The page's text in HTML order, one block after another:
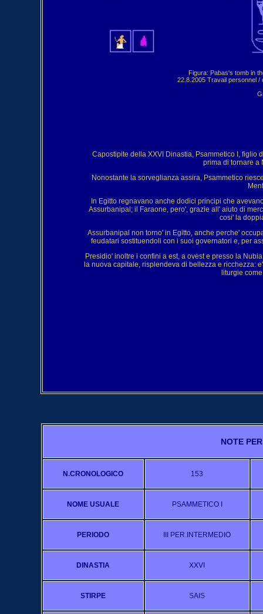
Figura: Pabas's tomb in
22.8.2005 Travail personnel
Capostipite della XXVI Dinastia, Psammetico I, figlio
prima di tornare a
Nonostante la sorveglianza assira, Psammetico
In Egitto regnavano anche dodici principi che
Assurbanipal; il Faraone, pero', grazie all' aiuto di
cosi' la
Assurbanipal non torno' in Egitto, anche perche'
feudatari sostituendoli con i suoi governatori e, per
Presidio' inoltre i confini a est, a ovest e presso la
la nuova capitale, risplendeva di bellezza e ricchezza:
liturgie
NOTE
N.CRONOLOGICO 153
NOME USUALE PSAMMETICO I
PERIODO III PER.INTERMEDIO
DINASTIA XXVI
STIRPE SAIS